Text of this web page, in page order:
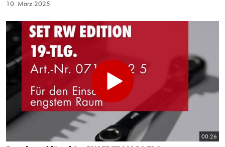
10. März 2025
00:26